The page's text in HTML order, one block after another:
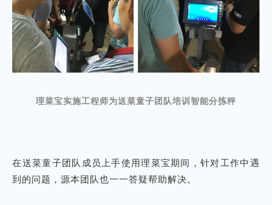
理菜宝实施工程师为送菜童子团队培训智能分拣秤
在送菜童子团队成员上手使用理菜宝期间，针对工作中遇
到的问题，源本团队也一一答疑帮助解决。